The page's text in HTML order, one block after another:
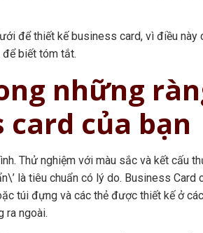
để thiết kế business card, vì điều này
để biết tóm tắt.
những
card của bạn
Thử nghiệm với màu sắc và kết cấu
là tiêu chuẩn có lý do. Business Card
túi đựng và các thẻ được thiết kế ở
ra ngoài.